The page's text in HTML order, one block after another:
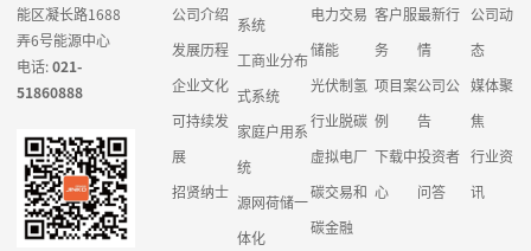
能区凝长路1688
弄6号能源中心
电话:021-
51860888
公司介绍
发展历程
企业文化
可持续发
展
招贤纳士
系统
工商业分布
式系统
家庭户用系
统
源网荷储一
体化
电力交易
储能
光伏制氢
行业脱碳
虚拟电厂
碳交易和
碳金融
客户服
务
项目案
例
下载中
心
最新行
情
公司公
告
投资者
问答
公司动
态
媒体聚
焦
行业资
讯